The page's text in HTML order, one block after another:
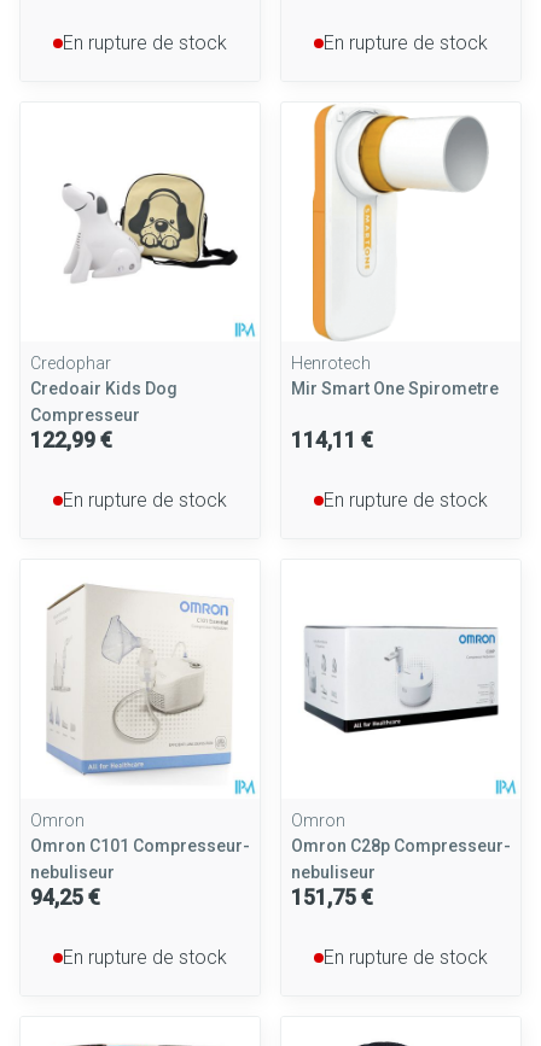
En rupture de stock En rupture de stock
Credophar
Credoair Kids Dog
Compresseur
122,99 €
En rupture de stock
Henrotech
Mir Smart One Spirometre
114,11 €
En rupture de stock
Omron
Omron C101 Compresseur-
nebuliseur
94,25 €
En rupture de stock
Omron
Omron C28p Compresseur-
nebuliseur
151,75 €
En rupture de stock